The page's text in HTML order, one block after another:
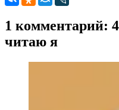
1 комментарий:
читаю я